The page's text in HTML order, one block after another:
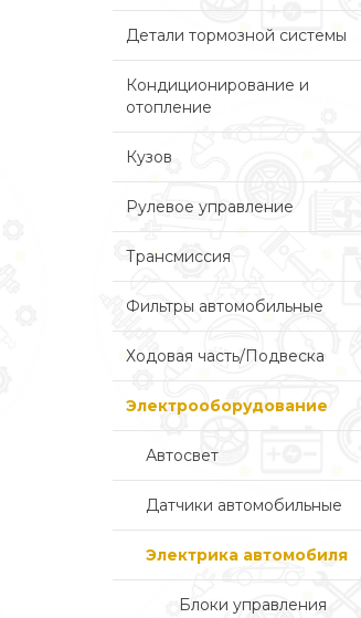
Детали тормозной системы
Кондиционирование и
отопление
Кузов
Рулевое управление
Трансмиссия
Фильтры автомобильные
Ходовая часть/Подвеска
Электрооборудование
Автосвет
Датчики автомобильные
Электрика автомобиля
Блоки управления